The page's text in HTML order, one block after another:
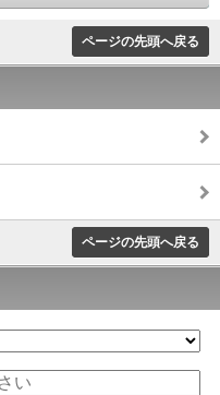
ページの先頭へ戻る
ページの先頭へ戻る